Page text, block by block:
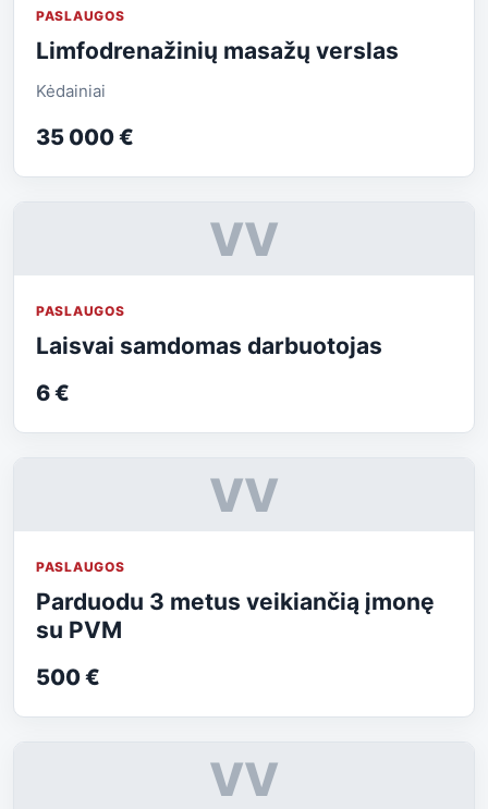
PASLAUGOS
Limfodrenažinių masažų verslas
Kėdainiai
35 000 €
VV
PASLAUGOS
Laisvai samdomas darbuotojas
6 €
VV
PASLAUGOS
Parduodu 3 metus veikiančią įmonę
su PVM
500 €
VV